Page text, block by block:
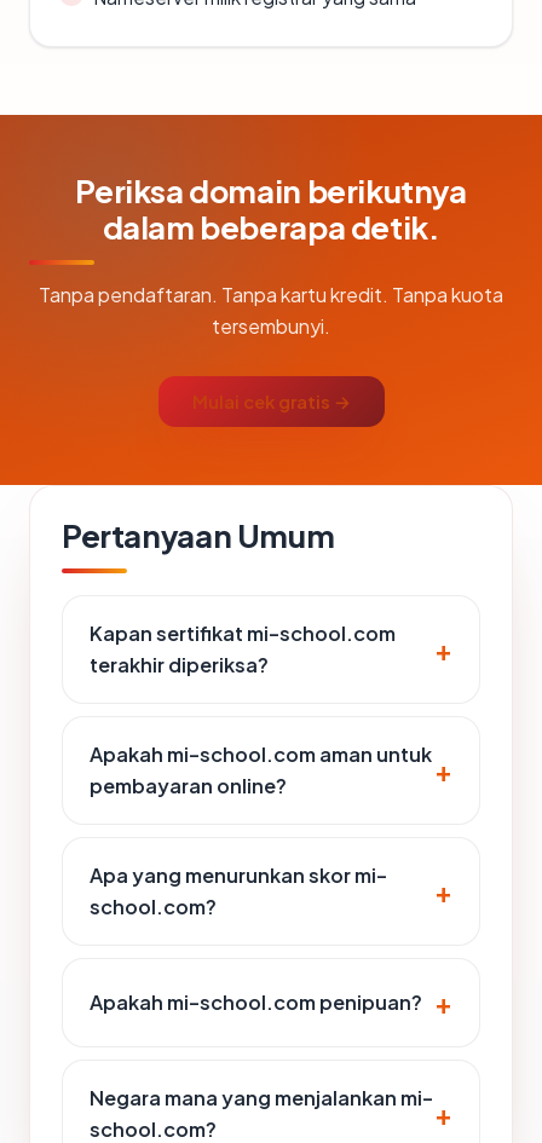
Periksa domain berikutnya
dalam beberapa detik.
Tanpa pendaftaran. Tanpa kartu kredit. Tanpa kuota
tersembunyi.
Mulai cek gratis →
Pertanyaan Umum
Kapan sertifikat mi-school.com
terakhir diperiksa?
Apakah mi-school.com aman untuk
pembayaran online?
Apa yang menurunkan skor mi-
school.com?
Apakah mi-school.com penipuan?
Negara mana yang menjalankan mi-
school.com?